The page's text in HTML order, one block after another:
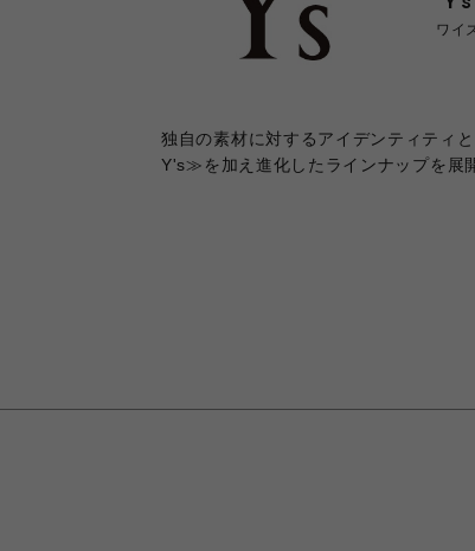
ワイ
独自の素材に対するアイデンティティ
Y's≫を加え進化したラインナップを展